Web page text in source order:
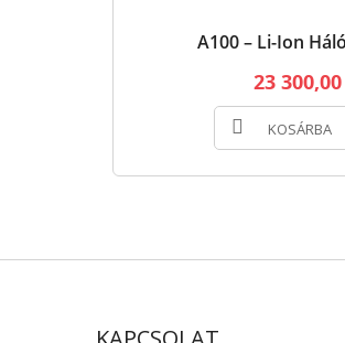
A100 – Li-Ion
23
KOSÁRBA